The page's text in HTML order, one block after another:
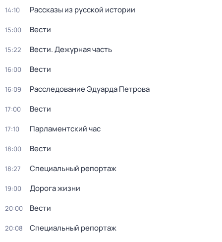
14:10 Рассказы из русской истории
15:00 Вести
15:22 Вести. Дежурная часть
16:00 Вести
16:09 Расследование Эдуарда Петрова
17:00 Вести
17:10 Парламентский час
18:00 Вести
18:27 Специальный репортаж
19:00 Дорога жизни
20:00 Вести
20:08 Специальный репортаж